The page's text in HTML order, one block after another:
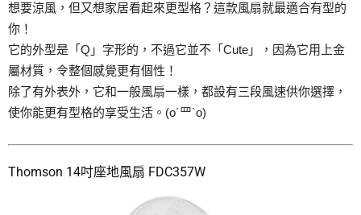
想要涼風，但又想家居看起來更型格？這款風扇就最適合有型的
你！
它的外型是「Q」字形的，不過它並不「Cute」，因為它用上金
屬材質，令整個感覺更有個性！
除了有外表外，它和一般風扇一樣，都設有三段風速供你選擇，
使你能更有型格的享受生活。(o´罒`o)
Thomson 14吋座地風扇 FDC357W